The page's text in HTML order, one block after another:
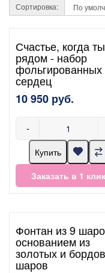
Сортировка:
Счастье, когда ты
рядом - набор
фольгированных
сердец
10 950 руб.
-
Купить
Заказать в 1 клик
Фонтан из 9
основанием из
золотых и
шаров